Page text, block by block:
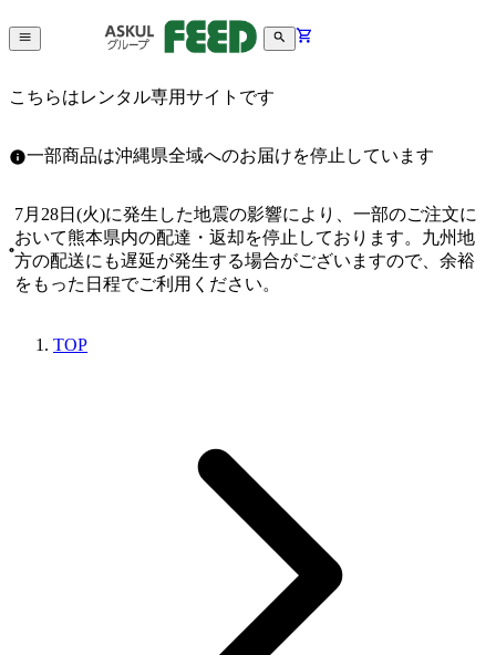
こちらはレンタル専用サイトです
一部商品は沖縄県全域へのお届けを停止しています
7月28日(火)に発生した地震の影響により、一部のご注文に
おいて熊本県内の配達・返却を停止しております。九州地
方の配送にも遅延が発生する場合がございますので、余裕
をもった日程でご利用ください。
TOP